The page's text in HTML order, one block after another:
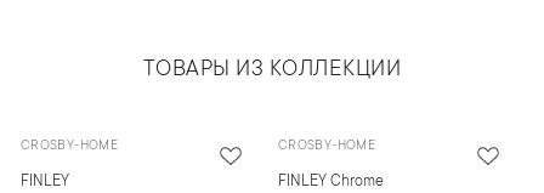
ТОВАРЫ ИЗ КОЛЛЕКЦИИ
CROSBY-HOME
FINLEY
CROSBY-HOME
FINLEY Chrome